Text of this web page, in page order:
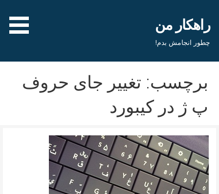
محتواراهکار من
چطور انجامش بدم!
برچسب: تغییر جای حروف
پ ژ در کیبورد